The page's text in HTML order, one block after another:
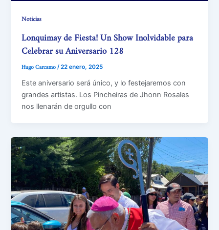
Noticias
Lonquimay de Fiesta! Un Show Inolvidable para
Celebrar su Aniversario 128
Hugo Carcamo/22 enero, 2025
Este aniversario será único, y lo festejaremos con
grandes artistas. Los Pincheiras de Jhonn Rosales
nos llenarán de orgullo con